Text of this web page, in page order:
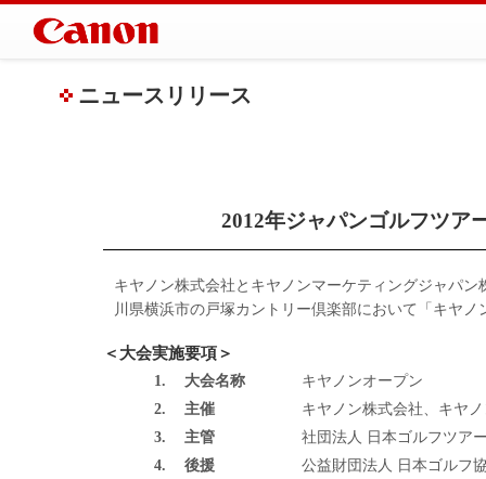
ニュースリリース
2012年ジャパンゴルフツア
キヤノン株式会社とキヤノンマーケティングジャパ
川県横浜市の戸塚カントリー倶楽部において「キヤ
＜大会実施要項＞
1. 大会名称
キヤノンオープン
2.
主催
キヤノン株式会社、キヤ
3.
主管
社団法人 日本ゴルフツア
4.
後援
公益財団法人 日本ゴルフ